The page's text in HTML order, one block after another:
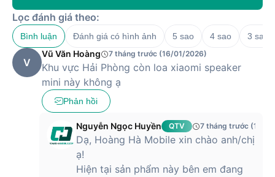
Lọc đánh giá theo:
Bình luận Đánh giá có hình ảnh 5 sao 4 sao 3 sao
V
Vũ Văn Hoàng 7 tháng trước (16/01/2026)
Khu vực Hải Phòng còn loa xiaomi speaker
mini này không ạ
Phản hồi
Nguyễn Ngọc Huyền QTV 7 tháng trước (16/
Dạ, Hoàng Hà Mobile xin chào anh/chị
ạ!
Hiện tại sản phẩm này bên em đang